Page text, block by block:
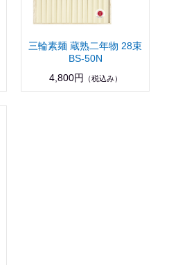
三輪素麺 蔵熟二年物 28束
BS-50N
4,800円
（税込み）